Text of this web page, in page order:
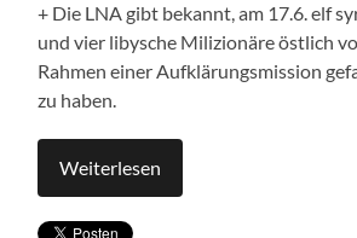
+ Die LNA gibt bekannt, am 17.6. elf
und vier libysche Milizionäre östlich
Rahmen einer Aufklärungsmission
zu haben.
Weiterlesen